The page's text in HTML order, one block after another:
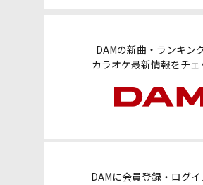
DAMの新曲・ランキン
カラオケ最新情報をチェ
DAMに会員登録・ログイ